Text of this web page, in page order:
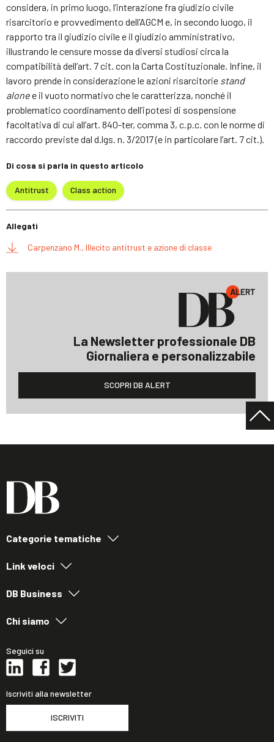
considera, in primo luogo, l’interazione fra giudizio civile
risarcitorio e provvedimento dell’AGCM e, in secondo luogo, il
rapporto tra il giudizio civile e il giudizio amministrativo,
illustrando le censure mosse da diversi studiosi circa la
compatibilità dell’art. 7 cit. con la Carta Costituzionale. Infine, il
lavoro prende in considerazione le azioni risarcitorie stand
alonee il vuoto normativo che le caratterizza, nonché il
problematico coordinamento dell’ipotesi di sospensione
facoltativa di cui all’art. 840-ter, comma 3, c.p.c. con le norme di
raccordo previste dal d.lgs. n. 3/2017 (e in particolare l’art. 7 cit.).
Di cosa si parla in questo articolo
Antitrust Class action
Allegati
Carpenzano M., Illecito antitrust e azione di classe
La Newsletter professionale DB
Giornaliera e personalizzabile
SCOPRI DB ALERT
Categorie tematiche
Link veloci
DB Business
Chi siamo
Seguici su
Iscriviti alla newsletter
ISCRIVITI